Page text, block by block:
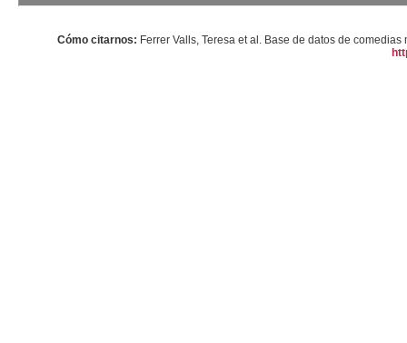
Cómo citarnos: Ferrer Valls, Teresa et al. Base de datos de